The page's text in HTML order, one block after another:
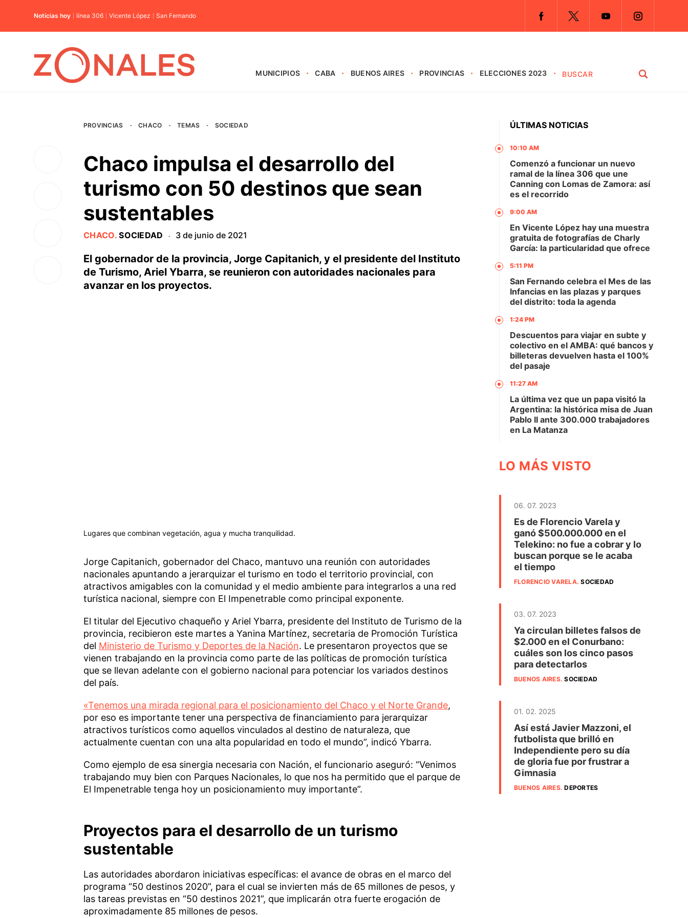
Noticias hoy línea 306 Vicente López San Fernando
MUNICIPIOS CABA BUENOS AIRES PROVINCIAS ELECCIONES 2023
PROVINCIAS · CHACO · TEMAS · SOCIEDAD
Chaco impulsa el desarrollo del
turismo con 50 destinos que sean
sustentables
CHACO.SOCIEDAD · 3 de junio de 2021
El gobernador de la provincia, Jorge Capitanich, y el presidente del Instituto
de Turismo, Ariel Ybarra, se reunieron con autoridades nacionales para
avanzar en los proyectos.
Lugares que combinan vegetación, agua y mucha tranquilidad.
Jorge Capitanich, gobernador del Chaco, mantuvo una reunión con autoridades
nacionales apuntando a jerarquizar el turismo en todo el territorio provincial, con
atractivos amigables con la comunidad y el medio ambiente para integrarlos a una red
turística nacional, siempre con El Impenetrable como principal exponente.
El titular del Ejecutivo chaqueño y Ariel Ybarra, presidente del Instituto de Turismo de la
provincia, recibieron este martes a Yanina Martínez, secretaria de Promoción Turística
del Ministerio de Turismo y Deportes de la Nación. Le presentaron proyectos que se
vienen trabajando en la provincia como parte de las políticas de promoción turística
que se llevan adelante con el gobierno nacional para potenciar los variados destinos
del país.
«Tenemos una mirada regional para el posicionamiento del Chaco y el Norte Grande,
por eso es importante tener una perspectiva de financiamiento para jerarquizar
atractivos turísticos como aquellos vinculados al destino de naturaleza, que
actualmente cuentan con una alta popularidad en todo el mundo”, indicó Ybarra.
Como ejemplo de esa sinergia necesaria con Nación, el funcionario aseguró: “Venimos
trabajando muy bien con Parques Nacionales, lo que nos ha permitido que el parque de
El Impenetrable tenga hoy un posicionamiento muy importante”.
Proyectos para el desarrollo de un turismo
sustentable
Las autoridades abordaron iniciativas específicas: el avance de obras en el marco del
programa “50 destinos 2020”, para el cual se invierten más de 65 millones de pesos, y
las tareas previstas en “50 destinos 2021”, que implicarán otra fuerte erogación de
aproximadamente 85 millones de pesos.
ÚLTIMAS NOTICIAS
10:10 AM
Comenzó a funcionar un nuevo
ramal de la línea 306 que une
Canning con Lomas de Zamora: así
es el recorrido
9:00 AM
En Vicente López hay una muestra
gratuita de fotografías de Charly
García: la particularidad que ofrece
5:11 PM
San Fernando celebra el Mes de las
Infancias en las plazas y parques
del distrito: toda la agenda
1:24 PM
Descuentos para viajar en subte y
colectivo en el AMBA: qué bancos y
billeteras devuelven hasta el 100%
del pasaje
11:27 AM
La última vez que un papa visitó la
Argentina: la histórica misa de Juan
Pablo II ante 300.000 trabajadores
en La Matanza
LO MÁS VISTO
06. 07. 2023
Es de Florencio Varela y
ganó $500.000.000 en el
Telekino: no fue a cobrar y lo
buscan porque se le acaba
el tiempo
FLORENCIO VARELA.SOCIEDAD
03. 07. 2023
Ya circulan billetes falsos de
$2.000 en el Conurbano:
cuáles son los cinco pasos
para detectarlos
BUENOS AIRES.SOCIEDAD
01. 02. 2025
Así está Javier Mazzoni, el
futbolista que brilló en
Independiente pero su día
de gloria fue por frustrar a
Gimnasia
BUENOS AIRES.DEPORTES